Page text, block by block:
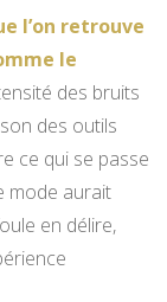
l’on retrouve
le
des bruits
des outils
ce qui se passe
mode aurait
en délire,